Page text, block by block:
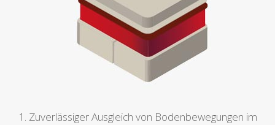
1. Zuverlässiger Ausgleich von Bodenbewegungen im